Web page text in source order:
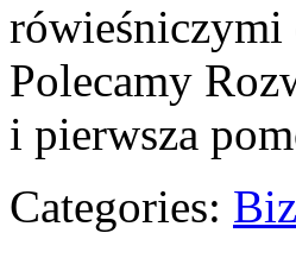
rówieśniczymi
Polecamy
i pierwsza
Categories: